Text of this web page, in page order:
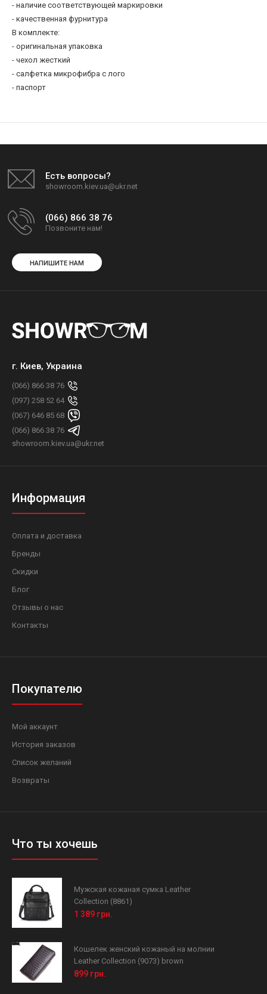
- наличие соответствующей маркировки
- качественная фурнитура
В комплекте:
- оригинальная упаковка
- чехол жесткий
- салфетка микрофибра c лого
- паспорт
Есть вопросы?
showroom.kiev.ua@ukr.net
(066) 866 38 76
Позвоните нам!
НАПИШИТЕ НАМ
г. Киев, Украина
(066) 866 38 76
(097) 258 52 64
(067) 646 85 68
(066) 866 38 76
showroom.kiev.ua@ukr.net
Информация
Оплата и доставка
Бренды
Скидки
Блог
Отзывы о нас
Контакты
Покупателю
Мой аккаунт
История заказов
Список желаний
Возвраты
Что ты хочешь
Мужская кожаная сумка Leather
Collection (8861)
1 389 грн.
Кошелек женский кожаный на молнии
Leather Collection (9073) brown
899 грн.